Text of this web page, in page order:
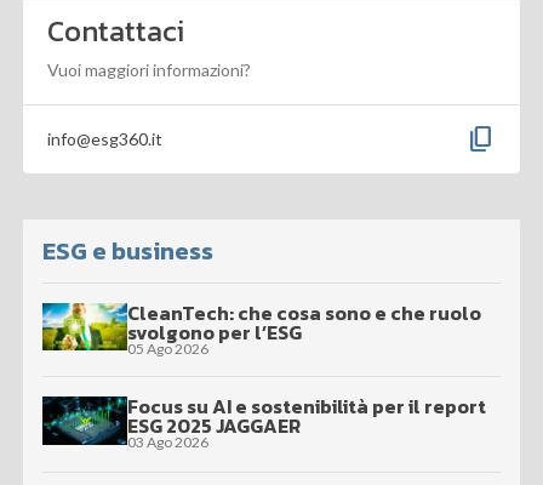
Contattaci
Vuoi maggiori informazioni?
info@esg360.it content_copy
ESG e business
CleanTech: che cosa sono e che ruolo
svolgono per l’ESG
05 Ago 2026
Focus su AI e sostenibilità per il report
ESG 2025 JAGGAER
03 Ago 2026